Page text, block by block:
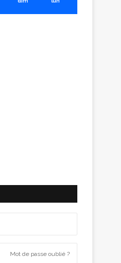
Mot de passe oublié ?